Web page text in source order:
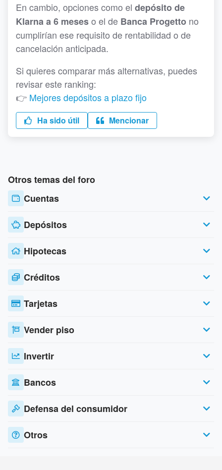
En cambio, opciones como el depósito de
Klarna a 6 meseso el de Banca Progetto no
cumplirían ese requisito de rentabilidad o de
cancelación anticipada.
Si quieres comparar más alternativas, puedes
revisar este ranking:
👉 Mejores depósitos a plazo fijo
Ha sido útil Mencionar
Otros temas del foro
Cuentas
Depósitos
Hipotecas
Créditos
Tarjetas
Vender piso
Invertir
Bancos
Defensa del consumidor
Otros